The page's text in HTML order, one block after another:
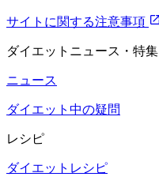
サイトに関する注意事項
ダイエットニュース・特集
ニュース
ダイエット中の疑問
レシピ
ダイエットレシピ